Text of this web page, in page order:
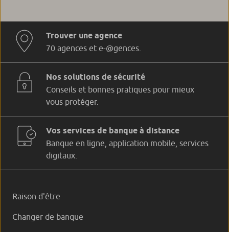
Trouver une agence
70 agences et e-@gences.
Nos solutions de sécurité
Conseils et bonnes pratiques pour mieux
vous protéger.
Vos services de banque à distance
Banque en ligne, application mobile, services
digitaux.
Raison d'être
Changer de banque